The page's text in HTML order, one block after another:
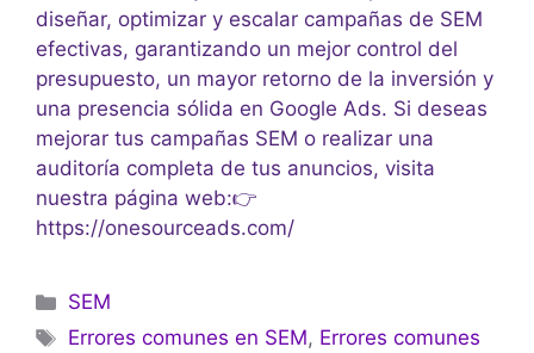
diseñar, optimizar y escalar campañas de SEM
efectivas, garantizando un mejor control del
presupuesto, un mayor retorno de la inversión y
una presencia sólida en Google Ads. Si deseas
mejorar tus campañas SEM o realizar una
auditoría completa de tus anuncios, visita
nuestra página web:👉
https://onesourceads.com/
SEM
Errores comunes en SEM, Errores comunes